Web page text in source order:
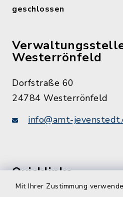
Mit Ihrer Zustimmung
geschlossen
Westerrönfeld
Dorfstraße 60
24784 Westerrönfeld
info@amt-
Quicklinks